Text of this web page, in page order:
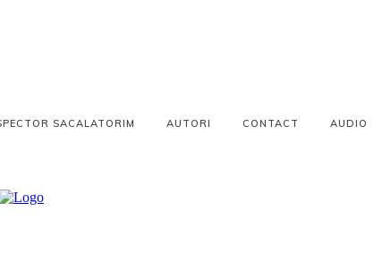
SACALATORIM AUTORI CONTACT AUDIO